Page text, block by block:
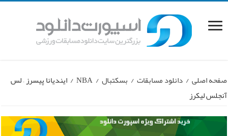
صفحه اصلی / دانلود مسابقات / بسکتبال /
NBA
/ ایندیانا پیسرز – لس
آنجلس لیکرز